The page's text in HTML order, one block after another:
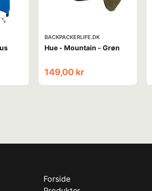
BACKPACKERLIFE.DK
Hue - Mountain - Grøn
149,00 kr
Forside